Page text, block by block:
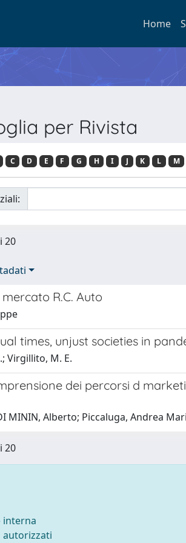
Home
per Rivista
C D E F G H I J K L M
20
R.C. Auto
times, unjust societies in
Virgillito, M. E.
dei percorsi d
MININ, Alberto; Piccaluga, Andrea
20
interna